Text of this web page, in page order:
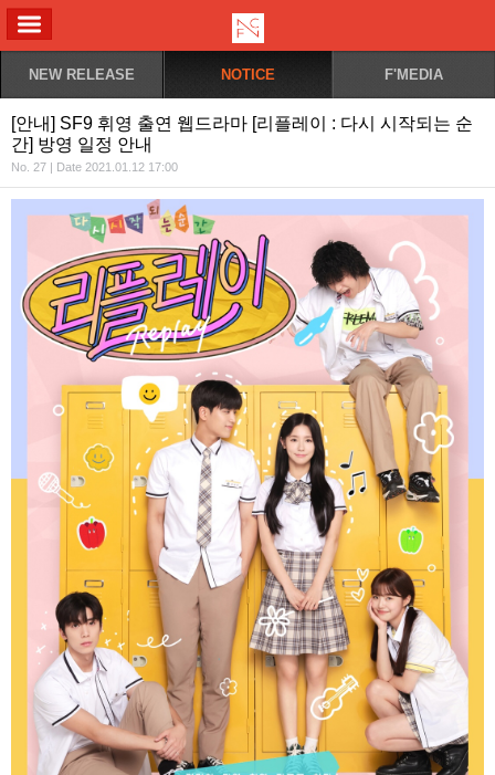
NEW RELEASE NOTICE F'MEDIA
[안내] SF9 휘영 출연 웹드라마 [리플레이 : 다시 시작되는 순
간] 방영 일정 안내
No. 27 | Date 2021.01.12 17:00